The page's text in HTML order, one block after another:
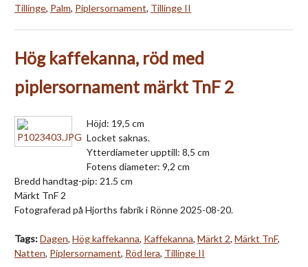
Tillinge, Palm, Piplersornament, Tillinge II
Hög kaffekanna, röd med
piplersornament märkt TnF 2
Höjd: 19,5 cm
Locket saknas.
Ytterdiameter upptill: 8,5 cm
Fotens diameter: 9,2 cm
Bredd handtag-pip: 21.5 cm
Märkt TnF 2
Fotograferad på Hjorths fabrik i Rönne 2025-08-20.
Tags:Dagen, Hög kaffekanna, Kaffekanna, Märkt 2, Märkt TnF,
Natten, Piplersornament, Röd lera, Tillinge II